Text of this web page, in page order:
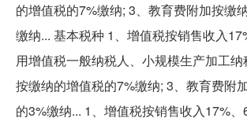
的增值税的7%缴纳; 3、教育费附加按缴
缴纳... 基本税种 1、增值税按销售收入
用增值税一般纳税人、小规模生产加工
按缴纳的增值税的7%缴纳; 3、教育费附
的3%缴纳... 1、增值税按销售收入17%